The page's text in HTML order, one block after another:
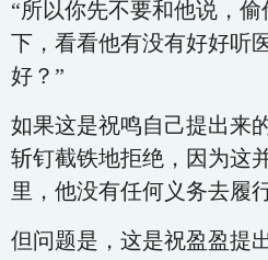
“所以你先不要和他说，
下，看看他有没有好好听
好？”
如果这是祝鸣自己提出来
斩钉截铁地拒绝，因为这
里，他没有任何义务去履行
但问题是，这是祝盈盈